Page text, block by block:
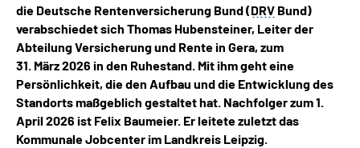
die Deutsche Rentenversicherung Bund (DRV Bund)
verabschiedet sich Thomas Hubensteiner, Leiter der
Abteilung Versicherung und Rente in Gera, zum
31. März 2026 in den Ruhestand. Mit ihm geht eine
Persönlichkeit, die den Aufbau und die Entwicklung des
Standorts maßgeblich gestaltet hat. Nachfolger zum 1.
April 2026 ist Felix Baumeier. Er leitete zuletzt das
Kommunale Jobcenter im Landkreis Leipzig.